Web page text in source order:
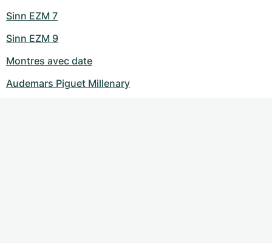
Sinn EZM 7
Sinn EZM 9
Montres avec date
Audemars Piguet Millenary